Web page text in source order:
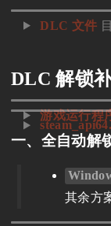
DLC 文件
DLC 解锁
游戏运行程
一、全自动解
其余方